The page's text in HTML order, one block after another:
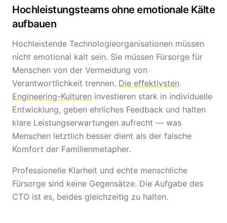
Hochleistungsteams ohne emotionale Kälte
aufbauen
Hochleistende Technologieorganisationen müssen
nicht emotional kalt sein. Sie müssen Fürsorge für
Menschen von der Vermeidung von
Verantwortlichkeit trennen. Die effektivsten
Engineering-Kulturen investieren stark in individuelle
Entwicklung, geben ehrliches Feedback und halten
klare Leistungserwartungen aufrecht — was
Menschen letztlich besser dient als der falsche
Komfort der Familienmetapher.
Professionelle Klarheit und echte menschliche
Fürsorge sind keine Gegensätze. Die Aufgabe des
CTO ist es, beides gleichzeitig zu halten.